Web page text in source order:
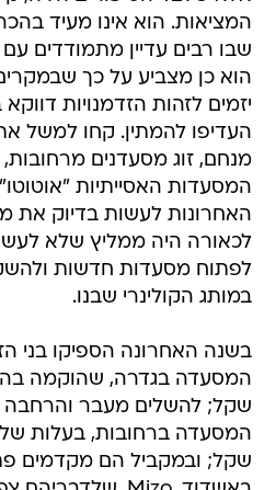
המציאות. הוא אינו מעיד
שבו רבים עדיין מתמודדים
הוא כן מצביע על כך
יזמים לזהות הזדמנויות
העדיפו להמתין. קחו למשל
מנחם, זוג מסעדנים
המסעדות האסייתיות
האחרונות לעשות בדיוק את
לכאורה היה ממליץ שלא
לפתוח מסעדות חדשות
במותג הקולינרי שבנו.
בשנה האחרונה הספיקו בני
שקל; להשלים מעבר
שקל; ובמקביל הם מקדמים